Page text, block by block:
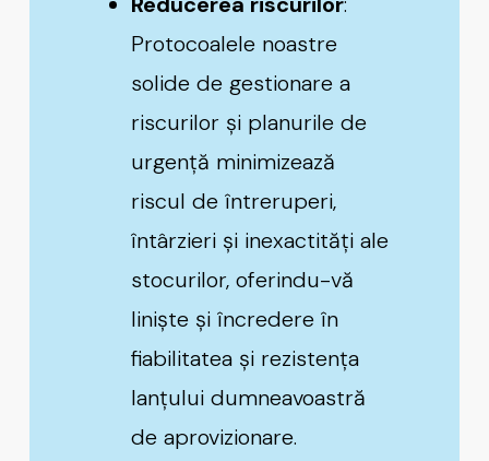
Protocoalele noastre
solide de gestionare a
riscurilor și planurile de
urgență minimizează
riscul de întreruperi,
întârzieri și inexactități ale
stocurilor, oferindu-vă
liniște și încredere în
fiabilitatea și rezistența
lanțului dumneavoastră
de aprovizionare.